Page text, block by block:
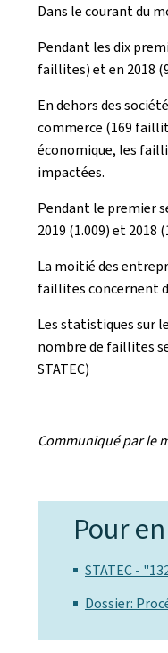
Dans le courant du
Pendant les dix
faillites) et en 2018
En dehors des
commerce (169
économique, les
impactées.
Pendant le premier
2019 (1.009) et
La moitié des
faillites concernent
Les statistiques sur
nombre de faillites
STATEC)
Communiqué par le
Pour
STATEC -
Dossier: